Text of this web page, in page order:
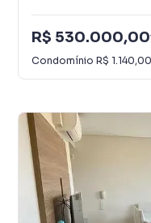
R$ 530.000,00
Condomínio R$ 1.140,00